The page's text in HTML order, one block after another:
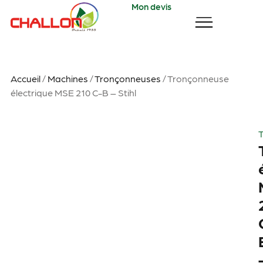
Mon devis
Accueil/ Machines /Tronçonneuses / Tronçonneuse
électrique MSE 210 C-B – Stihl